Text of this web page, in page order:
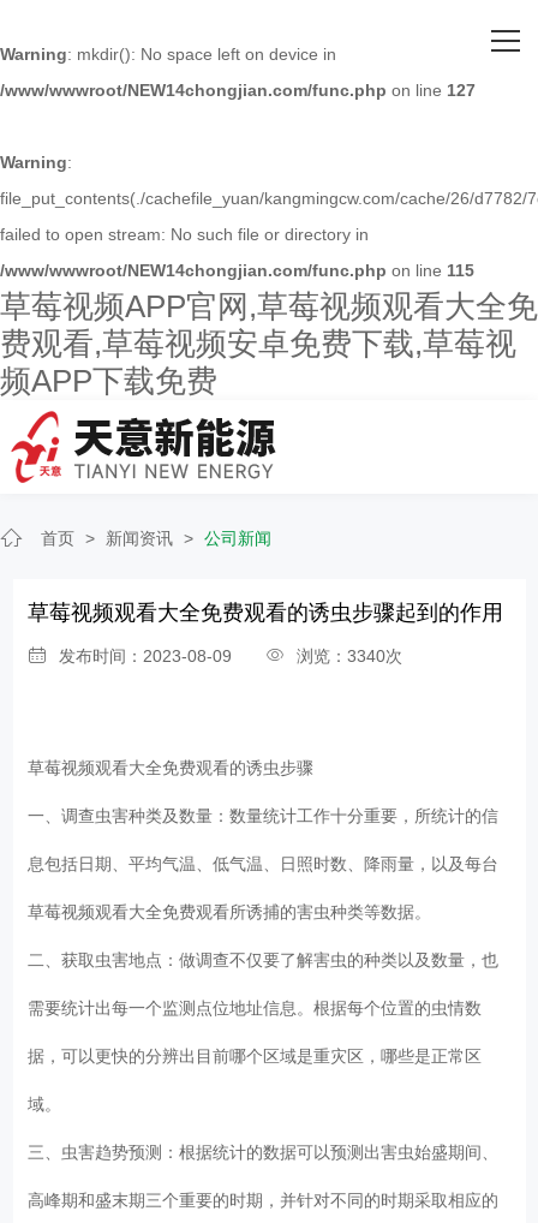
Warning: mkdir(): No space left on device in
/www/wwwroot/NEW14chongjian.com/func.php on line 127
Warning:
file_put_contents(./cachefile_yuan/kangmingcw.com/cache/26/d7782/
failed to open stream: No such file or directory in
/www/wwwroot/NEW14chongjian.com/func.php on line 115
草莓视频APP官网,草莓视频观看大全免
费观看,草莓视频安卓免费下载,草莓视
频APP下载免费
关于草莓视频APP官网
主营产品
人才招聘
新闻资讯
联系草莓视频APP官网
首页 > 新闻资讯 > 公司新闻
草莓视频观看大全免费观看​的诱虫步骤起到的作用
发布时间：2023-08-09 浏览：3340次
草莓视频观看大全免费观看的诱虫步骤
一、调查虫害种类及数量：数量统计工作十分重要，所统计的信
息包括日期、平均气温、低气温、日照时数、降雨量，以及每台
草莓视频观看大全免费观看所诱捕的害虫种类等数据。
二、获取虫害地点：做调查不仅要了解害虫的种类以及数量，也
需要统计出每一个监测点位地址信息。根据每个位置的虫情数
据，可以更快的分辨出目前哪个区域是重灾区，哪些是正常区
域。
三、虫害趋势预测：根据统计的数据可以预测出害虫始盛期间、
高峰期和盛末期三个重要的时期，并针对不同的时期采取相应的